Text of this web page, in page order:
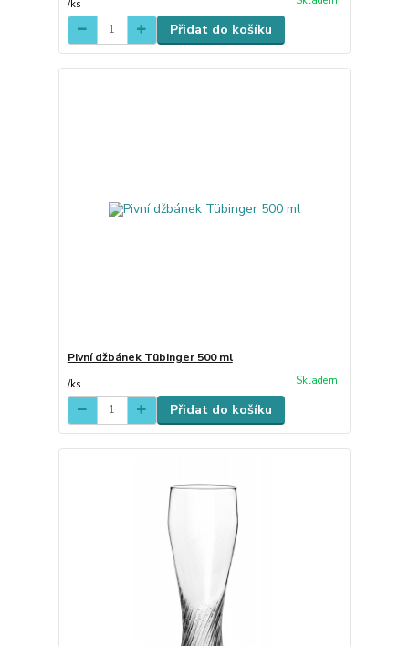
/ks
Přidat do košíku
Pivní džbánek Tübinger 500 ml
/ks Skladem
Přidat do košíku